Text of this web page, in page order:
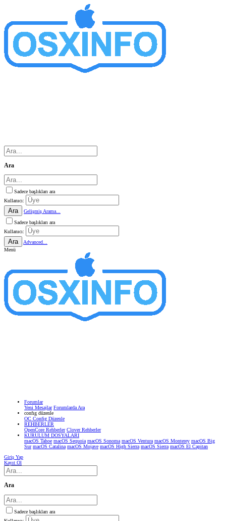
Ara
Sadece başlıkları ara
Kullanıcı:
Ara
Gelişmiş Arama...
Sadece başlıkları ara
Kullanıcı:
Ara
Advanced...
Menü
Forumlar
Yeni Mesajlar Forumlarda Ara
confıg düzenle
OC Config Düzenle
REHBERLER
OpenCore Rehberler Clover Rehberler
KURULUM DOSYALARI
macOS Tahoe macOS Sequoia macOS Sonoma macOS Ventura macOS Monterey macOS Big
Sur macOS Catalina macOS Mojave macOS High Sierra macOS Sierra macOS El Capitan
Giriş Yap
Kayıt Ol
Ara
Sadece başlıkları ara